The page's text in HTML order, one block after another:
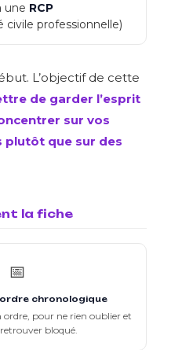
une RCP
civile professionnelle)
L’objectif de cette
de garder l’esprit
sur vos
que sur des
la fiche
📅
chronologique
ordre, pour ne rien oublier et
retrouver bloqué.